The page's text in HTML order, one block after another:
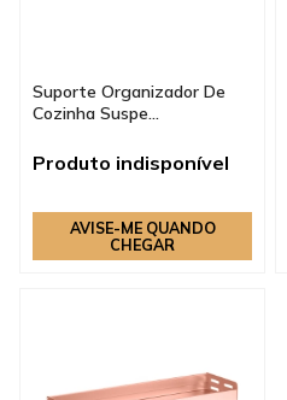
Suporte Organizador De
Cozinha Suspe...
Produto indisponível
AVISE-ME QUANDO
CHEGAR